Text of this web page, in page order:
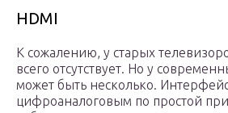
HDMI
К сожалению, у старых
всего отсутствует. Но у
может быть несколько.
цифроаналоговым по простой